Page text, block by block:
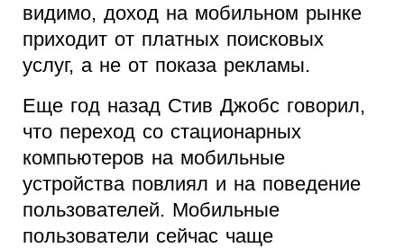
видимо, доход на мобильном рынке
приходит от платных поисковых
услуг, а не от показа рекламы.
Еще год назад Стив Джобс говорил,
что переход со стационарных
компьютеров на мобильные
устройства повлиял и на поведение
пользователей. Мобильные
пользователи сейчас чаще